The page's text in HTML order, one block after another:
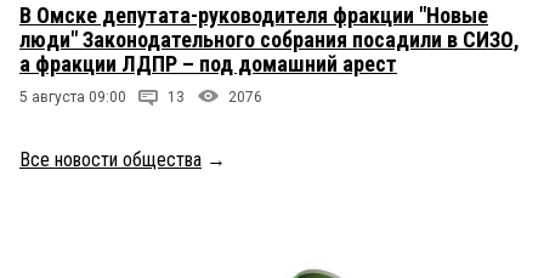
В Омске депутата-руководителя фракции "Новые
люди" Законодательного собрания посадили в СИЗО,
а фракции ЛДПР – под домашний арест
5 августа 09:00 13 2076
Все новости общества →